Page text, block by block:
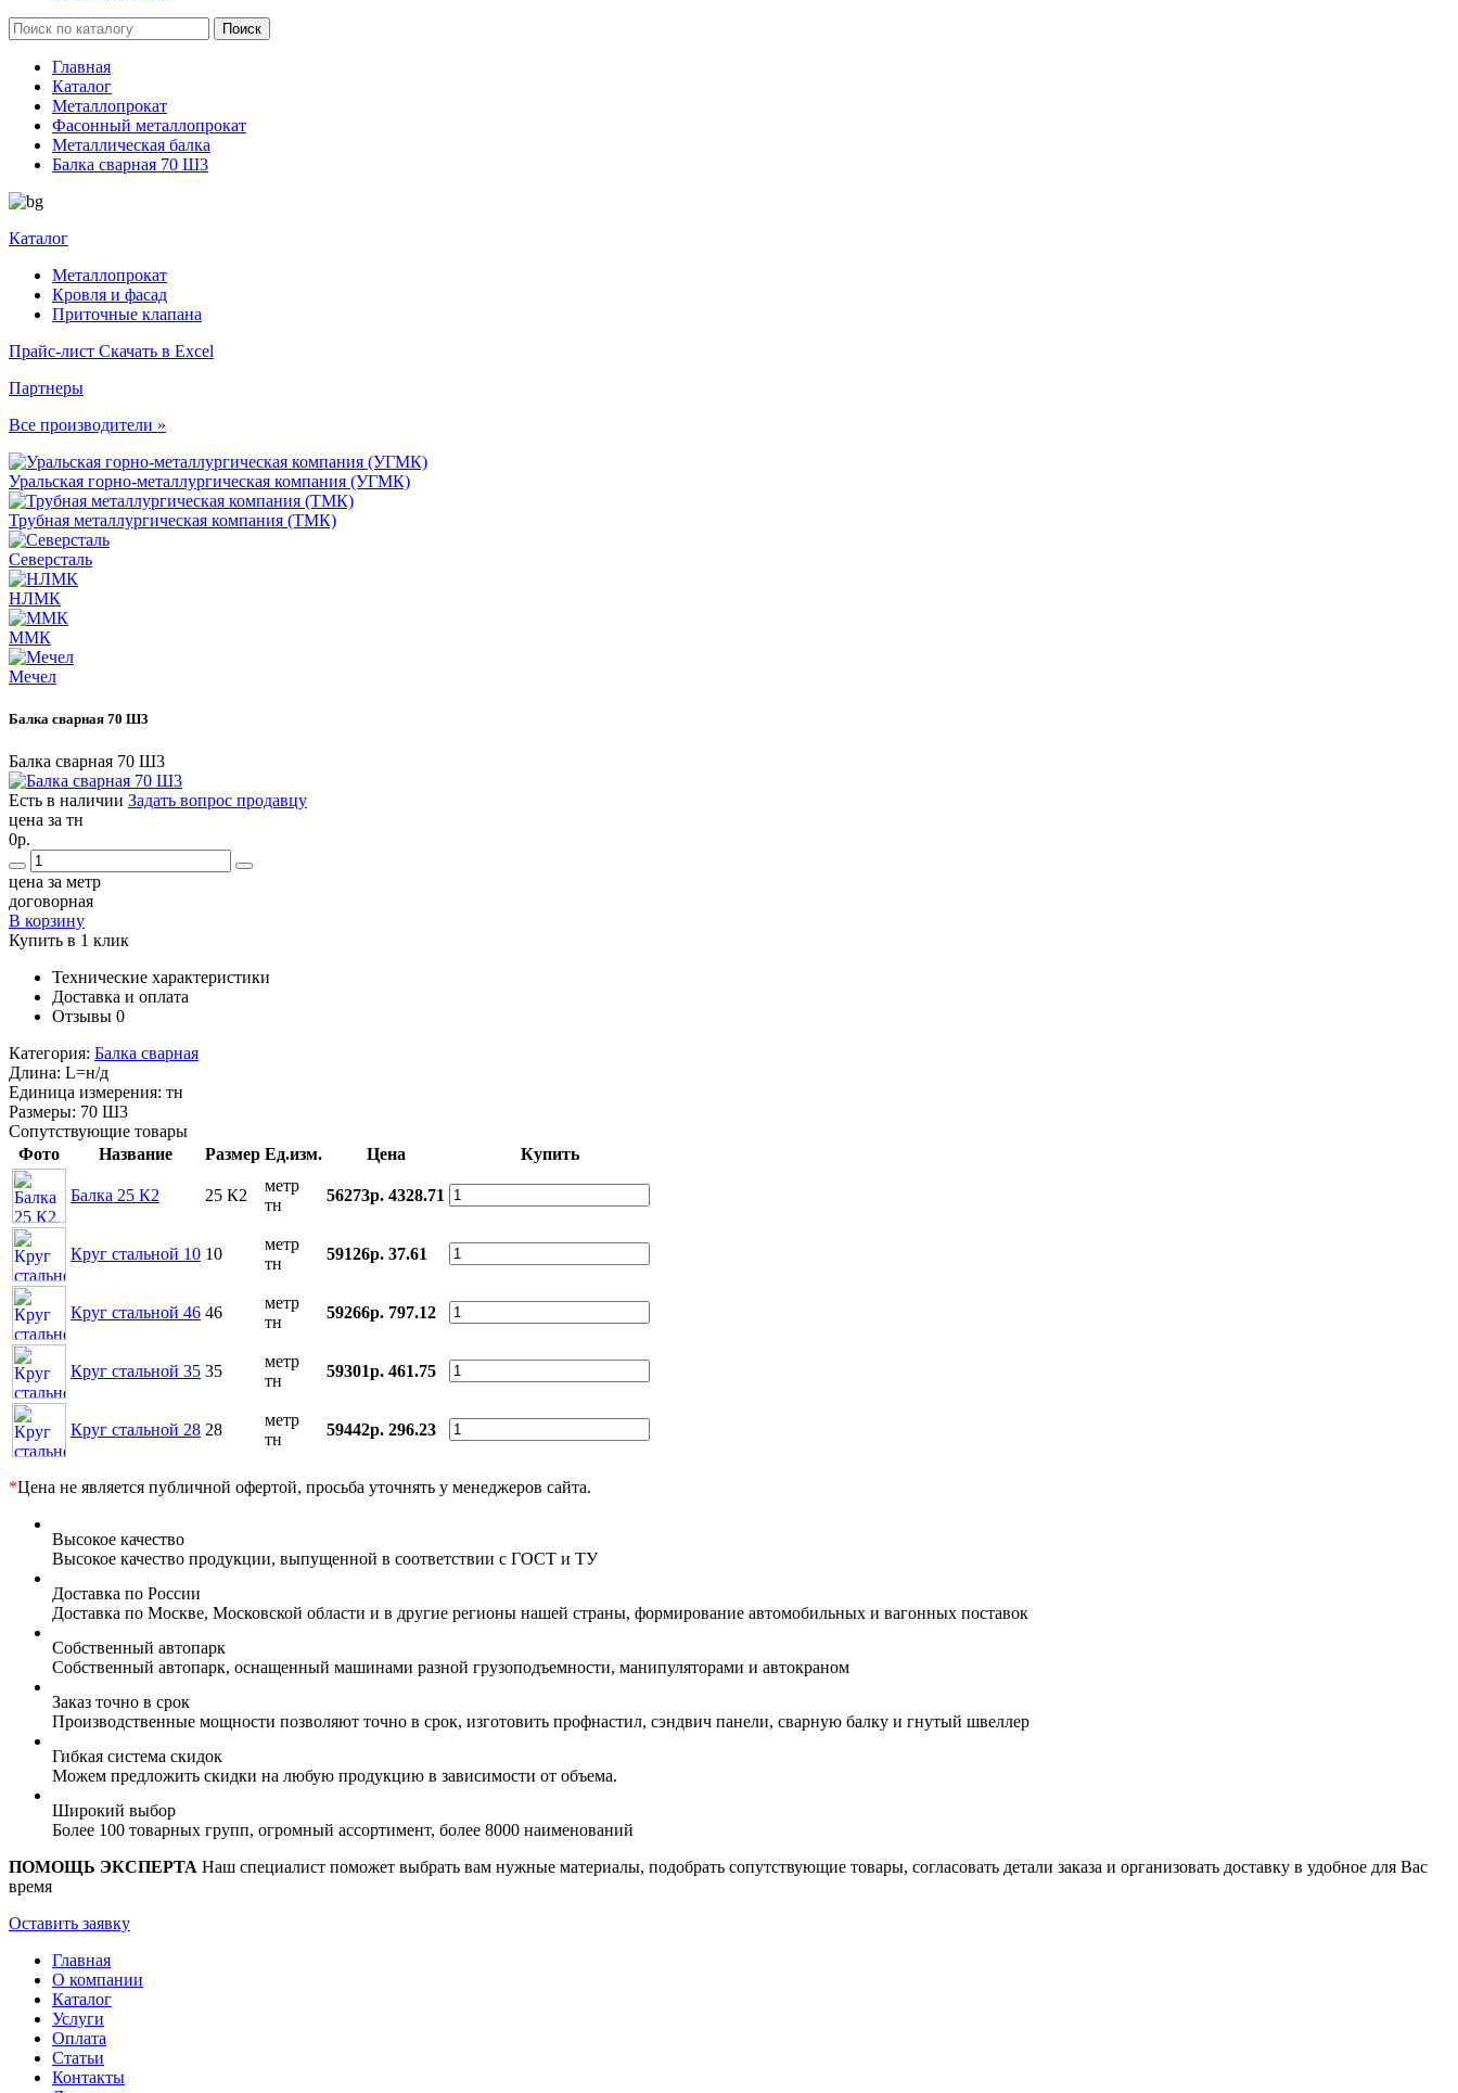
Главная
Каталог
Металлопрокат
Фасонный металлопрокат
Металлическая балка
Балка сварная 70 Ш3
Каталог
Металлопрокат
Кровля и фасад
Приточные клапана
Прайс-лист Скачать в Excel
Партнеры
Все производители »
Уральская горно-металлургическая компания (УГМК)
Трубная металлургическая компания (ТМК)
Северсталь
НЛМК
ММК
Мечел
Балка сварная 70 Ш3
Балка сварная 70 Ш3
Есть в наличии Задать вопрос продавцу
цена за тн
0р.
цена за метр
договорная
В корзину
Купить в 1 клик
Технические характеристики
Доставка и оплата
Отзывы 0
Категория: Балка сварная
Длина: L=н/д
Единица измерения: тн
Размеры: 70 Ш3
Сопутствующие товары
Фото
Название Размер Ед.изм. Цена Купить
Балка 25 К2 25 К2
метр
тн
56273р. 4328.71
Круг стальной 10 10
метр
тн
59126р. 37.61
Круг стальной 46 46
метр
тн
59266р. 797.12
Круг стальной 35 35
метр
тн
59301р. 461.75
Круг стальной 28 28
метр
тн
59442р. 296.23
*Цена не является публичной офертой, просьба уточнять у менеджеров сайта.
Высокое качество
Высокое качество продукции, выпущенной в соответствии с ГОСТ и ТУ
Доставка по России
Доставка по Москве, Московской области и в другие регионы нашей страны, формирование автомобильных и вагонных поставок
Собственный автопарк
Собственный автопарк, оснащенный машинами разной грузоподъемности, манипуляторами и автокраном
Заказ точно в срок
Производственные мощности позволяют точно в срок, изготовить профнастил, сэндвич панели, сварную балку и гнутый швеллер
Гибкая система скидок
Можем предложить скидки на любую продукцию в зависимости от объема.
Широкий выбор
Более 100 товарных групп, огромный ассортимент, более 8000 наименований
ПОМОЩЬ ЭКСПЕРТА Наш специалист поможет выбрать вам нужные материалы, подобрать сопутствующие товары, согласовать детали заказа и организовать доставку в удобное для Вас
время
Оставить заявку
Главная
О компании
Каталог
Услуги
Оплата
Статьи
Контакты